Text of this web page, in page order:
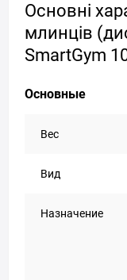
Основні
млинців
SmartGym
Основные
Вес
Вид
Назначение